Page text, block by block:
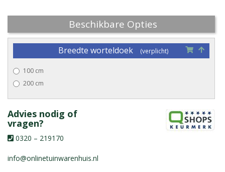
Beschikbare Opties
Breedte worteldoek
100 cm
200 cm
Advies nodig of
vragen?
0320 – 219170
info@onlinetuinwarenhuis.nl